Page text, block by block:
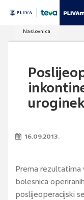
Naslovnica
16.09.2013.
Prema rezultatima
bolesnica
poslijeoperacijski